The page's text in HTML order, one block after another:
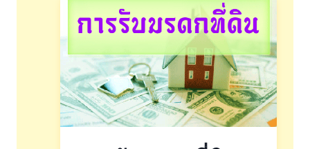
แฝด
ที่ดิน
คอน
โด
คอน
โด
อาคาร
ที่ดิน